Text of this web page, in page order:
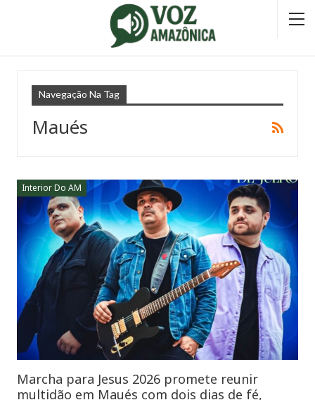
Navegação Na Tag
Maués
Interior Do AM
Marcha para Jesus 2026 promete reunir
multidão em Maués com dois dias de fé,